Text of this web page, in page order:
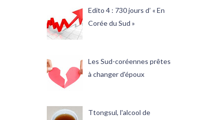
Edito 4 : 730 jours d’ « En
Corée du Sud »
Les Sud-coréennes prêtes
à changer d'époux
Ttongsul, l'alcool de